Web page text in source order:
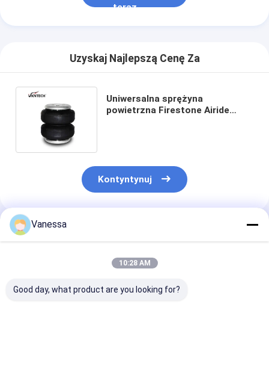
teraz
Uzyskaj Najlepszą Cenę Za
Uniwersalna sprężyna
powietrzna Firestone Airide
Kontyntynuj
Polecane Produkty
Vanessa
10:28 AM
Good day, what product are you looking for?